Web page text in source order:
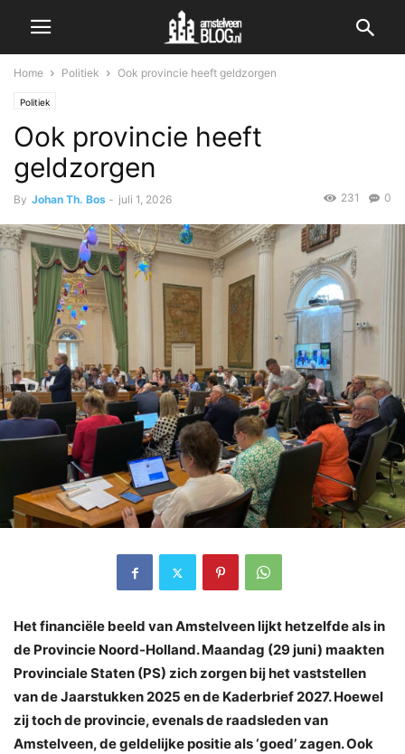
Home Politiek Ook provincie heeft geldzorgen
Politiek
Ook provincie heeft
geldzorgen
By Johan Th. Bos - juli 1, 2026 0
231
Het financiële beeld van Amstelveen lijkt hetzelfde als in
de Provincie Noord-Holland. Maandag (29 juni) maakten
Provinciale Staten (PS) zich zorgen bij het vaststellen
van de Jaarstukken 2025 en de Kaderbrief 2027. Hoewel
zij toch de provincie, evenals de raadsleden van
Amstelveen, de geldelijke positie als ‘goed’ zagen. Ook